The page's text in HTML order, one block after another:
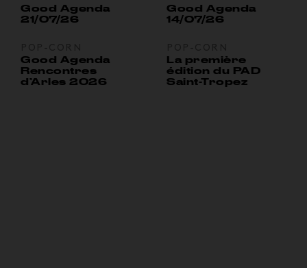
Good Agenda
21/07/26
Good Agenda
14/07/26
Good Agenda
Rencontres
d’Arles 2026
La première
édition du PAD
Saint-Tropez